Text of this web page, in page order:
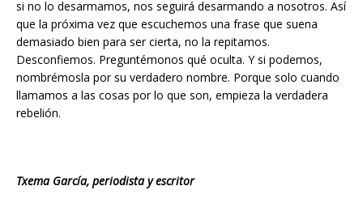
si no lo desarmamos, nos seguirá desarmando a nosotros. Así
que la próxima vez que escuchemos una frase que suena
demasiado bien para ser cierta, no la repitamos.
Desconfiemos. Preguntémonos qué oculta. Y si podemos,
nombrémosla por su verdadero nombre. Porque solo cuando
llamamos a las cosas por lo que son, empieza la verdadera
rebelión.
Txema García, periodista y escritor